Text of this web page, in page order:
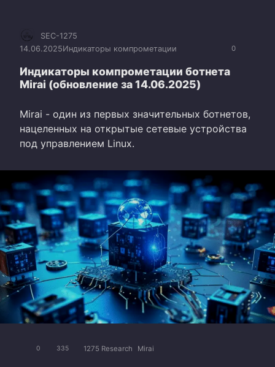
0
SEC-1275
14.06.2025Индикаторы компрометации
Индикаторы компрометации ботнета
Mirai (обновление за 14.06.2025)
Mirai - один из первых значительных ботнетов,
нацеленных на открытые сетевые устройства
под управлением Linux.
0 335 1275 Research Mirai